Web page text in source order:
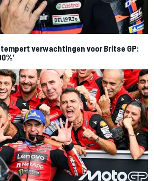
verwachtingen voor Britse GP: